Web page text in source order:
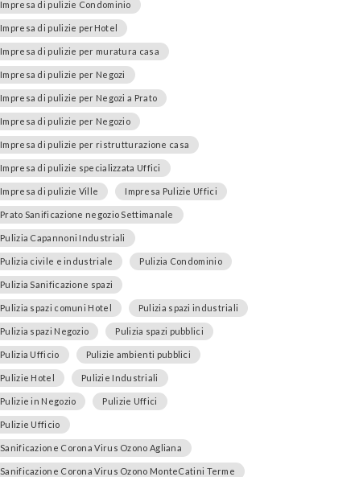
Impresa di pulizie Condominio
Impresa di pulizie perHotel
Impresa di pulizie per muratura casa
Impresa di pulizie per Negozi
Impresa di pulizie per Negozi a Prato
Impresa di pulizie per Negozio
Impresa di pulizie per ristrutturazione casa
Impresa di pulizie specializzata Uffici
Impresa di pulizie Ville Impresa Pulizie Uffici
Prato Sanificazione negozio Settimanale
Pulizia Capannoni Industriali
Pulizia civile e industriale Pulizia Condominio
Pulizia Sanificazione spazi
Pulizia spazi comuni Hotel Pulizia spazi industriali
Pulizia spazi Negozio Pulizia spazi pubblici
Pulizia Ufficio Pulizie ambienti pubblici
Pulizie Hotel Pulizie Industriali
Pulizie in Negozio Pulizie Uffici
Pulizie Ufficio
Sanificazione Corona Virus Ozono Agliana
Sanificazione Corona Virus Ozono MonteCatini Terme